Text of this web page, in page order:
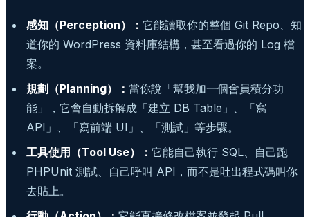
感知（Perception）： 它能讀取你的整個 Git Repo、知
道你的 WordPress 資料庫結構，甚至看過你的 Log 檔
案。
規劃（Planning）： 當你說「幫我加一個會員積分功
能」，它會自動拆解成「建立 DB Table」、「寫
API」、「寫前端 UI」、「測試」等步驟。
工具使用（Tool Use）： 它能自己執行 SQL、自己跑
PHPUnit 測試、自己呼叫 API，而不是吐出程式碼叫你
去貼上。